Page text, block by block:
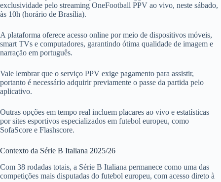
exclusividade pelo streaming OneFootball PPV ao vivo, neste sábado,
às 10h (horário de Brasília).
A plataforma oferece acesso online por meio de dispositivos móveis,
smart TVs e computadores, garantindo ótima qualidade de imagem e
narração em português.
Vale lembrar que o serviço PPV exige pagamento para assistir,
portanto é necessário adquirir previamente o passe da partida pelo
aplicativo.
Outras opções em tempo real incluem placares ao vivo e estatísticas
por sites esportivos especializados em futebol europeu, como
SofaScore e Flashscore.
Contexto da Série B Italiana 2025/26
Com 38 rodadas totais, a Série B Italiana permanece como uma das
competições mais disputadas do futebol europeu, com acesso direto à